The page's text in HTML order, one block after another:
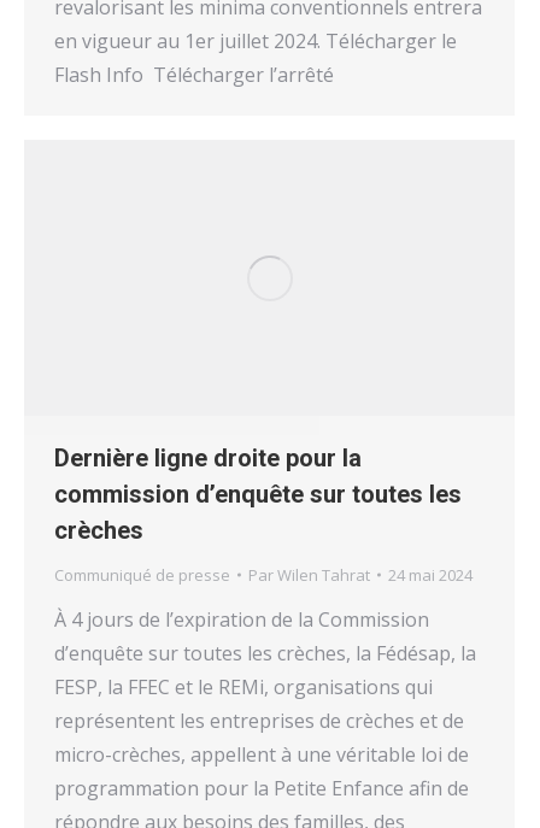
revalorisant les minima conventionnels entrera
en vigueur au 1er juillet 2024. Télécharger le
Flash Info Télécharger l’arrêté
Dernière ligne droite pour la
commission d’enquête sur toutes les
crèches
Communiqué de presse ParWilen Tahrat 24 mai 2024
À 4 jours de l’expiration de la Commission
d’enquête sur toutes les crèches, la Fédésap, la
FESP, la FFEC et le REMi, organisations qui
représentent les entreprises de crèches et de
micro-crèches, appellent à une véritable loi de
programmation pour la Petite Enfance afin de
répondre aux besoins des familles, des